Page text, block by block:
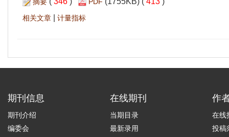
相关文章 计量指标
期刊信息
期刊介绍
编委会
在线期刊
当期目录
最新录用
作
在线
投稿